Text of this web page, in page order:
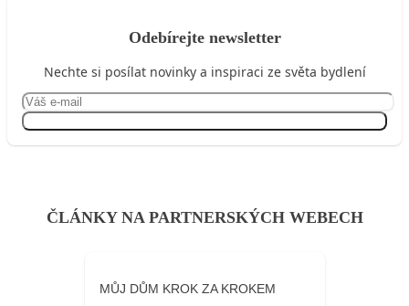
Odebírejte newsletter
Nechte si posílat novinky a inspiraci ze světa bydlení
ČLÁNKY NA PARTNERSKÝCH WEBECH
MŮJ DŮM KROK ZA KROKEM